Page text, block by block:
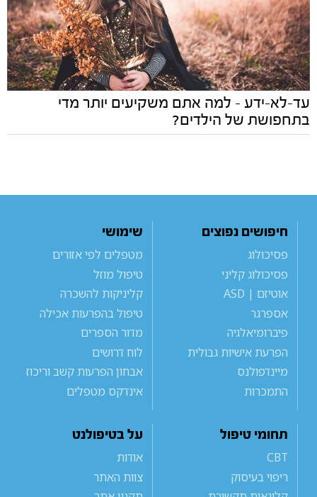
עד-לא-ידע - למה אתם משקיעים יותר מדי
בתחפושת של הילדים?
חיפושים נפוצים
פסיכולוג
פסיכולוג קליני
אוטיזם | ASD
אספרגר
פיברומיאלגיה
הפרעת אישיות גבולית
מיינדפולנס
התמכרות
שימושי
מטפלים לפי אזורים
טיפול מוזל
קליניקות להשכרה
טיפול בהפרעות אכילה
מדור הספרים
לוח דרושים
אבחון הפרעות קשב וריכוז
אינדקס מטפלים
תחומי טיפול
CBT
ריפוי בעיסוק
על בטיפולנט
אודות
צוות האתר